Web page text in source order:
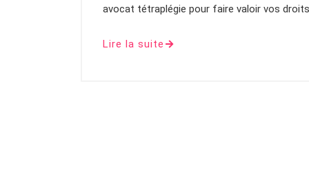
avocat tétraplégie pour faire valoir vos
Lire la suite